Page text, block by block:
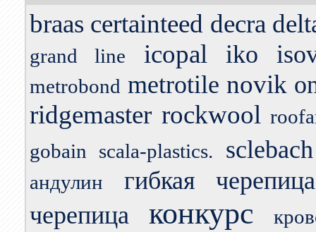
braas certainteed decra
grand line icopal iko
metrobond metrotile novik
ridgemaster rockwool
gobain
scala-plastics. sclebach
андулин
гибкая черепица
черепица
конкурс